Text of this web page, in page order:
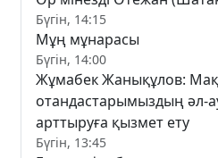
Бүгін, 14:15
Мұң мұнарасы
Бүгін, 14:00
Жұмабек Жанықұлов:
отандастарымыздың әл-
арттыруға қызмет ету
Бүгін, 13:45